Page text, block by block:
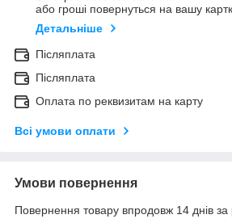
або гроші повернуться на вашу
Детальніше
Післяплата
Післяплата
Оплата по реквизитам на карту
Всі умови оплати
Умови повернення
Повернення товару впродовж 14 днів за